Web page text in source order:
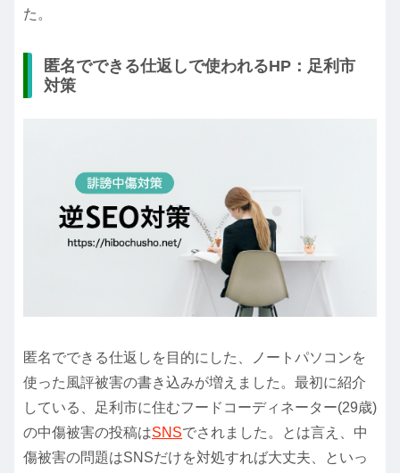
た。
匿名でできる仕返しで使われるHP：足利市
対策
匿名でできる仕返しを目的にした、ノートパソコンを
使った風評被害の書き込みが増えました。最初に紹介
している、足利市に住むフードコーディネーター(29歳)
の中傷被害の投稿はSNSでされました。とは言え、中
傷被害の問題はSNSだけを対処すれば大丈夫、といっ